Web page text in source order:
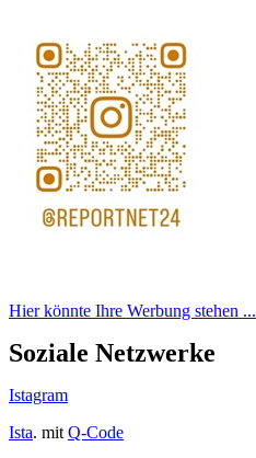
Hier könnte Ihre Werbung stehen ...
Soziale Netzwerke
Istagram
Ista. mit Q-Code